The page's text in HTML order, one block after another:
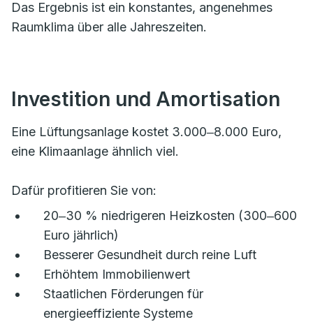
Das Ergebnis ist ein konstantes, angenehmes
Raumklima über alle Jahreszeiten.
Investition und Amortisation
Eine Lüftungsanlage kostet 3.000‒8.000 Euro,
eine Klimaanlage ähnlich viel.
Dafür profitieren Sie von:
20‒30 % niedrigeren Heizkosten (300‒600
Euro jährlich)
Besserer Gesundheit durch reine Luft
Erhöhtem Immobilienwert
Staatlichen Förderungen für
energieeffiziente Systeme